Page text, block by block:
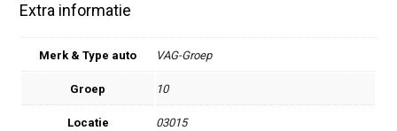
Extra informatie
Merk & Type auto VAG-Groep
Groep 10
Locatie 03015